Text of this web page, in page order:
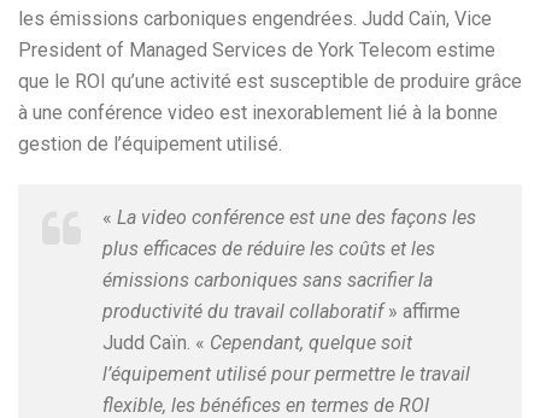
les émissions carboniques engendrées. Judd Caïn, Vice
President of Managed Services de York Telecom estime
que le ROI qu’une activité est susceptible de produire grâce
à une conférence video est inexorablement lié à la bonne
gestion de l’équipement utilisé.
« La video conférence est une des façons les
plus efficaces de réduire les coûts et les
émissions carboniques sans sacrifier la
productivité du travail collaboratif» affirme
Judd Caïn. « Cependant, quelque soit
l’équipement utilisé pour permettre le travail
flexible, les bénéfices en termes de ROI